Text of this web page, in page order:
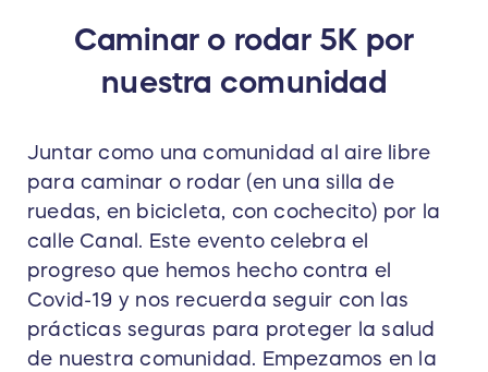
Caminar o rodar 5K por
nuestra comunidad
Juntar como una comunidad al aire libre
para caminar o rodar (en una silla de
ruedas, en bicicleta, con cochecito) por la
calle Canal. Este evento celebra el
progreso que hemos hecho contra el
Covid-19 y nos recuerda seguir con las
prácticas seguras para proteger la salud
de nuestra comunidad. Empezamos en la